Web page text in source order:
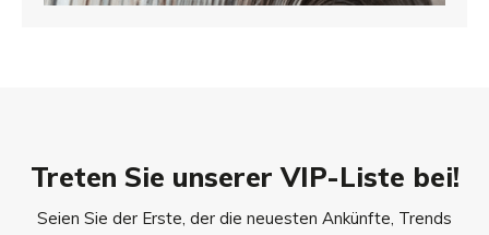
Treten Sie unserer VIP-Liste bei!
Seien Sie der Erste, der die neuesten Ankünfte, Trends